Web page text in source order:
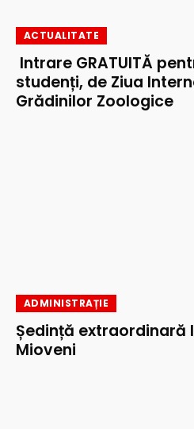
ACTUALITATE
Intrare GRATUITĂ
studenți, de Ziua
Grădinilor Zoologice
ADMINISTRAȚIE
Ședință extraordinară
Mioveni